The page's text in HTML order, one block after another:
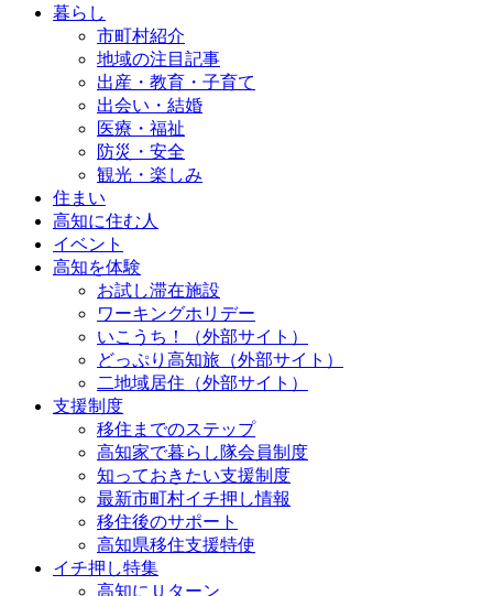
暮らし
市町村紹介
地域の注目記事
出産・教育・子育て
出会い・結婚
医療・福祉
防災・安全
観光・楽しみ
住まい
高知に住む人
イベント
高知を体験
お試し滞在施設
ワーキングホリデー
いこうち！（外部サイト）
どっぷり高知旅（外部サイト）
二地域居住（外部サイト）
支援制度
移住までのステップ
高知家で暮らし隊会員制度
知っておきたい支援制度
最新市町村イチ押し情報
移住後のサポート
高知県移住支援特使
イチ押し特集
高知にＵターン